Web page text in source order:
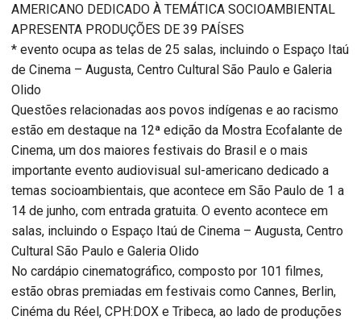
AMERICANO DEDICADO À TEMÁTICA SOCIOAMBIENTAL
APRESENTA PRODUÇÕES DE 39 PAÍSES
* evento ocupa as telas de 25 salas, incluindo o Espaço Itaú
de Cinema – Augusta, Centro Cultural São Paulo e Galeria
Olido
Questões relacionadas aos povos indígenas e ao racismo
estão em destaque na 12ª edição da Mostra Ecofalante de
Cinema, um dos maiores festivais do Brasil e o mais
importante evento audiovisual sul-americano dedicado a
temas socioambientais, que acontece em São Paulo de 1 a
14 de junho, com entrada gratuita. O evento acontece em
salas, incluindo o Espaço Itaú de Cinema – Augusta, Centro
Cultural São Paulo e Galeria Olido
No cardápio cinematográfico, composto por 101 filmes,
estão obras premiadas em festivais como Cannes, Berlin,
Cinéma du Réel, CPH:DOX e Tribeca, ao lado de produções